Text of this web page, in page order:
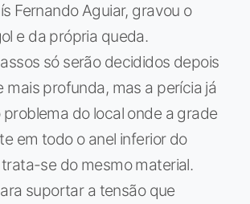
Fernando Aguiar, gravou o
e da própria queda.
só serão decididos depois
mais profunda, mas a perícia já
do local onde a grade
em todo o anel inferior do
se do mesmo material.
suportar a tensão que